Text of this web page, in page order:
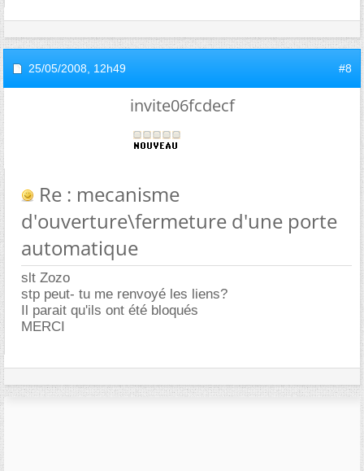
25/05/2008, 12h49 #8
invite06fcdecf
Re : mecanisme
d'ouverture\fermeture d'une porte
automatique
slt Zozo
stp peut- tu me renvoyé les liens?
Il parait qu'ils ont été bloqués
MERCI